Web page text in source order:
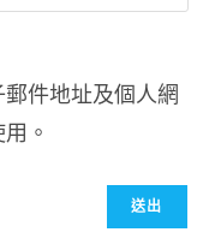
件地址及個人網
。